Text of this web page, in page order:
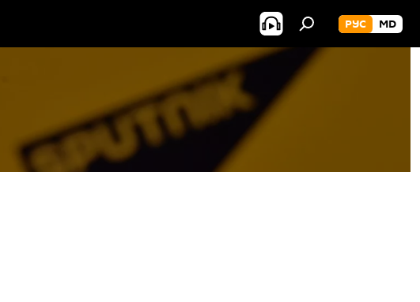
РУС MD